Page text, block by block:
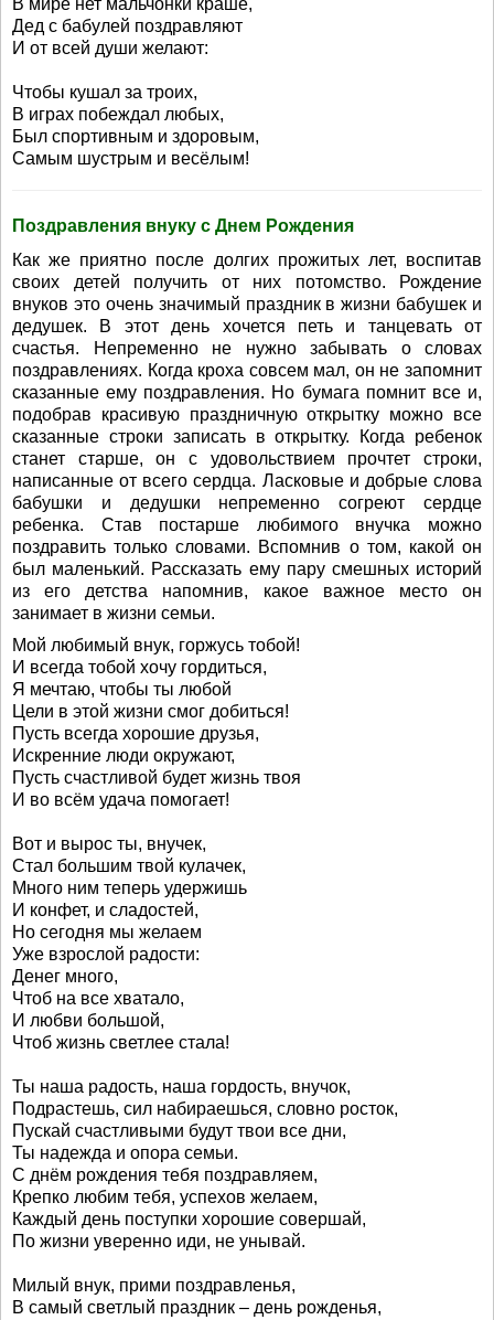
В мире нет мальчонки краше,
Дед с бабулей поздравляют
И от всей души желают:
Чтобы кушал за троих,
В играх побеждал любых,
Был спортивным и здоровым,
Самым шустрым и весёлым!
Поздравления внуку с Днем Рождения
Как же приятно после долгих прожитых лет, воспитав
своих детей получить от них потомство. Рождение
внуков это очень значимый праздник в жизни бабушек и
дедушек. В этот день хочется петь и танцевать от
счастья. Непременно не нужно забывать о словах
поздравлениях. Когда кроха совсем мал, он не запомнит
сказанные ему поздравления. Но бумага помнит все и,
подобрав красивую праздничную открытку можно все
сказанные строки записать в открытку. Когда ребенок
станет старше, он с удовольствием прочтет строки,
написанные от всего сердца. Ласковые и добрые слова
бабушки и дедушки непременно согреют сердце
ребенка. Став постарше любимого внучка можно
поздравить только словами. Вспомнив о том, какой он
был маленький. Рассказать ему пару смешных историй
из его детства напомнив, какое важное место он
занимает в жизни семьи.
Мой любимый внук, горжусь тобой!
И всегда тобой хочу гордиться,
Я мечтаю, чтобы ты любой
Цели в этой жизни смог добиться!
Пусть всегда хорошие друзья,
Искренние люди окружают,
Пусть счастливой будет жизнь твоя
И во всём удача помогает!
Вот и вырос ты, внучек,
Стал большим твой кулачек,
Много ним теперь удержишь
И конфет, и сладостей,
Но сегодня мы желаем
Уже взрослой радости:
Денег много,
Чтоб на все хватало,
И любви большой,
Чтоб жизнь светлее стала!
Ты наша радость, наша гордость, внучок,
Подрастешь, сил набираешься, словно росток,
Пускай счастливыми будут твои все дни,
Ты надежда и опора семьи.
С днём рождения тебя поздравляем,
Крепко любим тебя, успехов желаем,
Каждый день поступки хорошие совершай,
По жизни уверенно иди, не унывай.
Милый внук, прими поздравленья,
В самый светлый праздник – день рожденья,